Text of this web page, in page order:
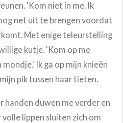
'Kom niet in me. Ik
net uit te brengen voordat
Met enige teleurstelling
kutje. 'Kom op me
Ik ga op mijn knieën
pik tussen haar tieten.
handen duwen me verder en
lippen sluiten zich om